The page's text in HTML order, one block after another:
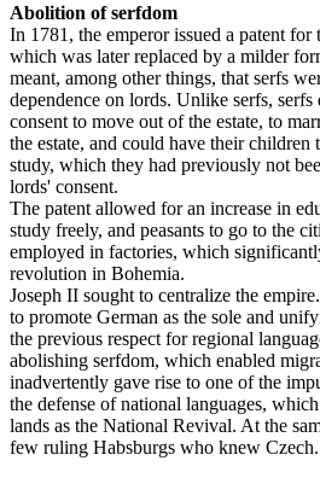
Abolition of serfdom
In 1781, the emperor issued a patent
which was later replaced by a milder
meant, among other things, that serfs
dependence on lords. Unlike serfs,
consent to move out of the estate, to
the estate, and could have their
study, which they had previously not
lords' consent.
The patent allowed for an increase in
study freely, and peasants to go to the
employed in factories, which
revolution in Bohemia.
Joseph II sought to centralize the
to promote German as the sole and
the previous respect for regional
abolishing serfdom, which enabled
inadvertently gave rise to one of the
the defense of national languages,
lands as the National Revival. At the
few ruling Habsburgs who knew Czech.